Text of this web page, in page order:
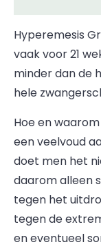
Hyperemesis
vaak voor 21
minder dan de
hele
Hoe en
een veelvoud
doet men het
daarom alleen
tegen het
tegen de
en eventueel